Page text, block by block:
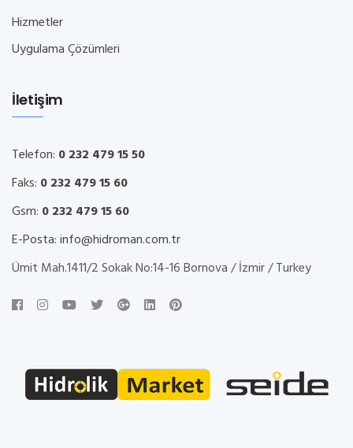
Hizmetler
Uygulama Çözümleri
İletişim
Telefon: 0 232 479 15 50
Faks: 0 232 479 15 60
Gsm: 0 232 479 15 60
E-Posta:info@hidroman.com.tr
Ümit Mah.1411/2 Sokak No:14-16 Bornova / İzmir / Turkey